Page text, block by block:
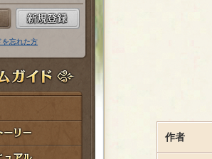
忘れた方
作者